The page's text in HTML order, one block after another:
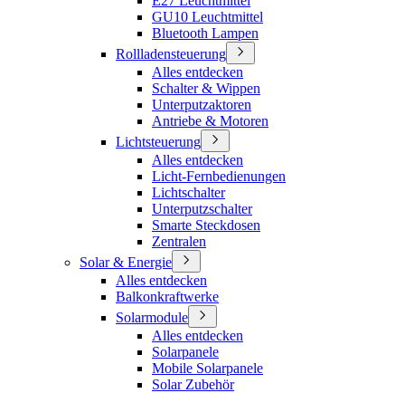
GU10 Leuchtmittel
Bluetooth Lampen
Rollladensteuerung
Alles entdecken
Schalter & Wippen
Unterputzaktoren
Antriebe & Motoren
Lichtsteuerung
Alles entdecken
Licht-Fernbedienungen
Lichtschalter
Unterputzschalter
Smarte Steckdosen
Zentralen
Solar & Energie
Alles entdecken
Balkonkraftwerke
Solarmodule
Alles entdecken
Solarpanele
Mobile Solarpanele
Solar Zubehör